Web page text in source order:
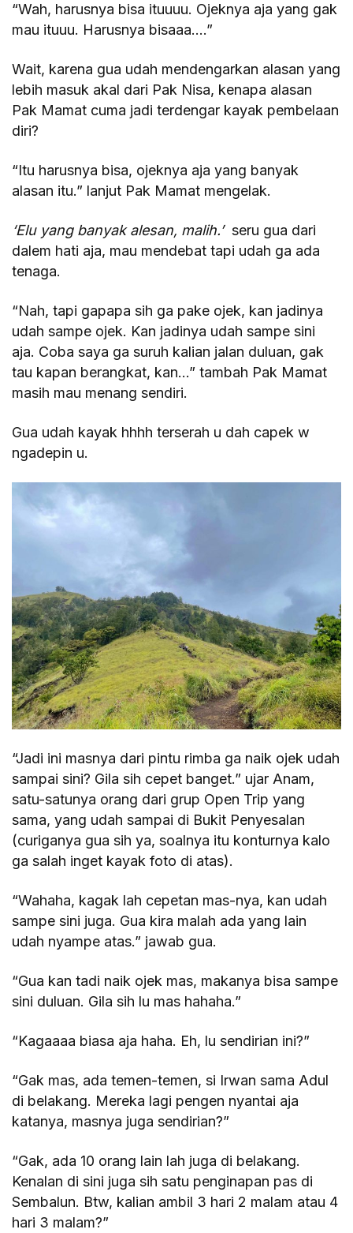
“Wah, harusnya bisa ituuuu. Ojeknya aja yang gak
mau ituuu. Harusnya bisaaa….”
Wait, karena gua udah mendengarkan alasan yang
lebih masuk akal dari Pak Nisa, kenapa alasan
Pak Mamat cuma jadi terdengar kayak pembelaan
diri?
“Itu harusnya bisa, ojeknya aja yang banyak
alasan itu.” lanjut Pak Mamat mengelak.
‘Elu yang banyak alesan, malih.’seru gua dari
dalem hati aja, mau mendebat tapi udah ga ada
tenaga.
“Nah, tapi gapapa sih ga pake ojek, kan jadinya
udah sampe ojek. Kan jadinya udah sampe sini
aja. Coba saya ga suruh kalian jalan duluan, gak
tau kapan berangkat, kan…” tambah Pak Mamat
masih mau menang sendiri.
Gua udah kayak hhhh terserah u dah capek w
ngadepin u.
“Jadi ini masnya dari pintu rimba ga naik ojek udah
sampai sini? Gila sih cepet banget.” ujar Anam,
satu-satunya orang dari grup Open Trip yang
sama, yang udah sampai di Bukit Penyesalan
(curiganya gua sih ya, soalnya itu konturnya kalo
ga salah inget kayak foto di atas).
“Wahaha, kagak lah cepetan mas-nya, kan udah
sampe sini juga. Gua kira malah ada yang lain
udah nyampe atas.” jawab gua.
“Gua kan tadi naik ojek mas, makanya bisa sampe
sini duluan. Gila sih lu mas hahaha.”
“Kagaaaa biasa aja haha. Eh, lu sendirian ini?”
“Gak mas, ada temen-temen, si Irwan sama Adul
di belakang. Mereka lagi pengen nyantai aja
katanya, masnya juga sendirian?”
“Gak, ada 10 orang lain lah juga di belakang.
Kenalan di sini juga sih satu penginapan pas di
Sembalun. Btw, kalian ambil 3 hari 2 malam atau 4
hari 3 malam?”